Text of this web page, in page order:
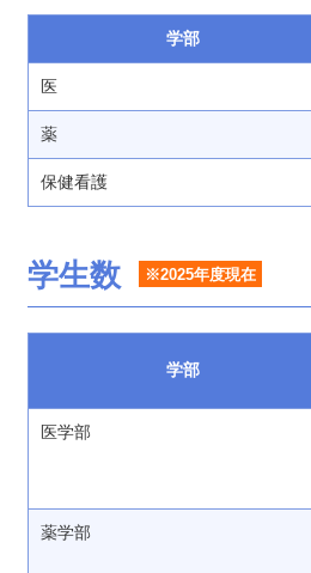
学部
医
薬
保健看護
学生数 ※2025年度現在
学部
医学部
薬学部